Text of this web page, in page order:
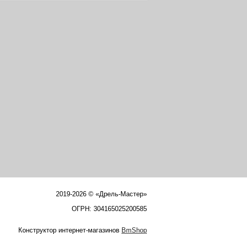
2019-2026 © «Дрель-Мастер»
ОГРН: 304165025200585
Конструктор интернет-магазинов BmShop